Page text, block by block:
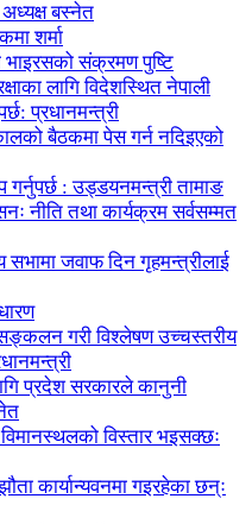
बस्नेत
शर्मा
भाइरसको संक्रमण पुष्टि
लागि विदेशस्थित नेपाली
प्रधानमन्त्री
बैठकमा पेस गर्न नदिइएको
गर्नुपर्छ : उड्डयनमन्त्री तामाङ
नीति तथा कार्यक्रम सर्वसम्मत
सभामा जवाफ दिन गृहमन्त्रीलाई
गरी विश्लेषण उच्चस्तरीय
प्रदेश सरकारले कानुनी
विस्तार भइसक्छः
कार्यान्यवनमा गइरहेका छन्ः